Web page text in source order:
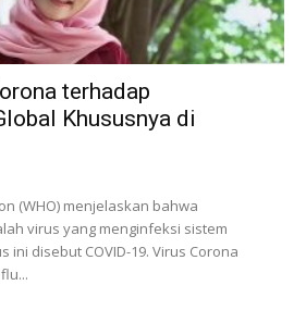
terhadap
Khususnya di
(WHO) menjelaskan bahwa
virus yang menginfeksi sistem
ini disebut COVID-19. Virus Corona